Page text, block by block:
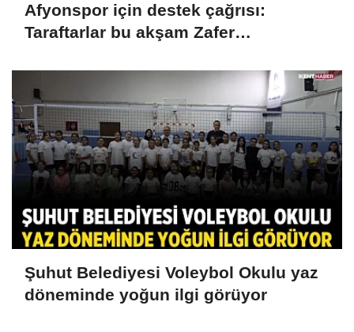
Afyonspor için destek çağrısı:
Taraftarlar bu akşam Zafer
Şuhut Belediyesi Voleybol Okulu yaz
döneminde yoğun ilgi görüyor